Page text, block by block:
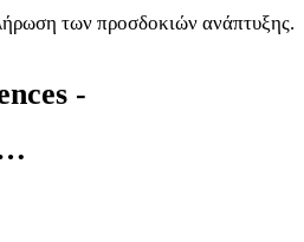
των προσδοκιών ανάπτυξης.
-